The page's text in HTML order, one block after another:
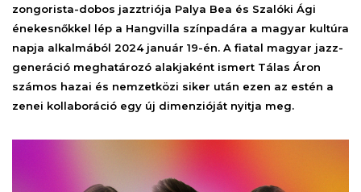
zongorista-dobos jazztriója Palya Bea és Szalóki Ági
énekesnőkkel lép a Hangvilla színpadára a magyar kultúra
napja alkalmából 2024 január 19-én. A fiatal magyar jazz-
generáció meghatározó alakjaként ismert Tálas Áron
számos hazai és nemzetközi siker után ezen az estén a
zenei kollaboráció egy új dimenzióját nyitja meg.